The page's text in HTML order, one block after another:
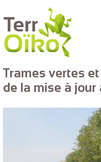
Skip to main content
Trames vertes
de la mise à jour